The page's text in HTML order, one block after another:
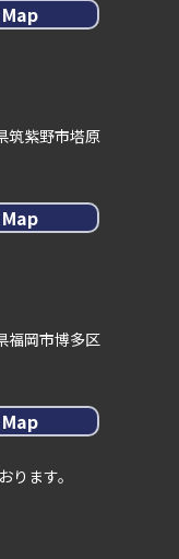
筑紫野市塔原
福岡市博多区
ます。